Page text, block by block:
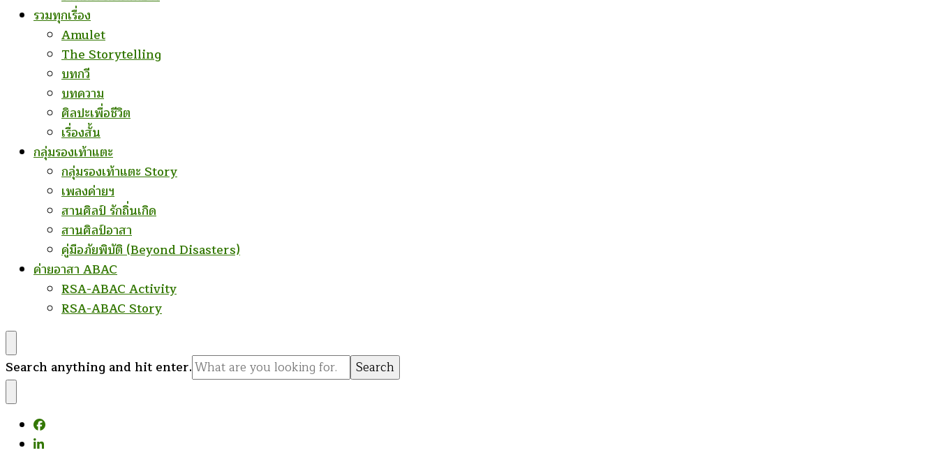
รวมทุกเรื่อง
Amulet
The Storytelling
บทกวี
บทความ
ศิลปะเพื่อชีวิต
เรื่องสั้น
กลุ่มรองเท้าแตะ
กลุ่มรองเท้าแตะ Story
เพลงค่ายฯ
สานศิลป์ รักถิ่นเกิด
สานศิลป์อาสา
คู่มือภัยพิบัติ (Beyond Disasters)
ค่ายอาสา ABAC
RSA-ABAC Activity
RSA-ABAC Story
Looking
for
Something?
Search anything and hit enter.